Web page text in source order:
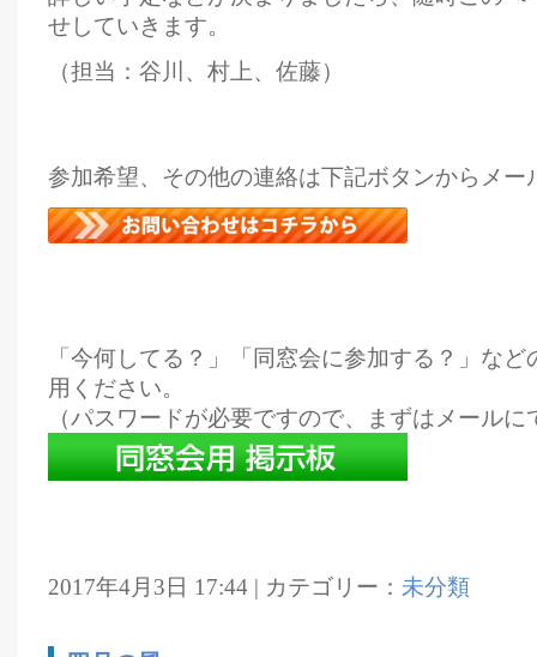
せしていきます。
（担当：谷川、村上、佐藤）
参加希望、その他の連絡は下記ボタンからメー
「今何してる？」「同窓会に参加する？」な
用ください。
（パスワードが必要ですので、まずはメール
2017年4月3日 17:44 | カテゴリー： 未分類